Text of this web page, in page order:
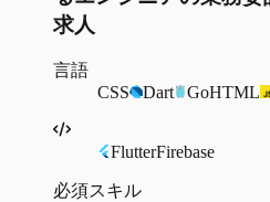
求人
言語
CSS
Dart GoHTML
FlutterFirebase
必須スキル